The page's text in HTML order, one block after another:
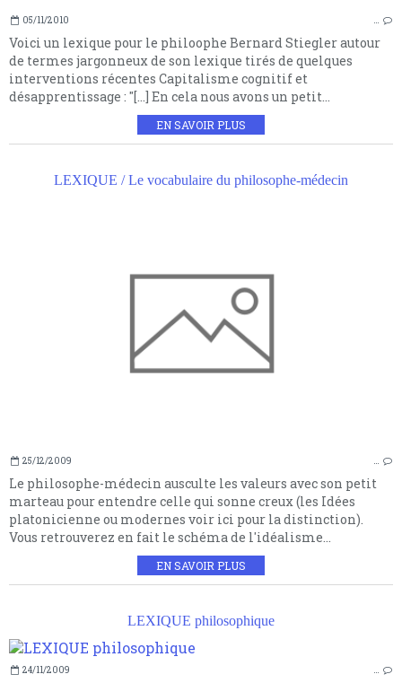
05/11/2010 …
Voici un lexique pour le philoophe Bernard Stiegler autour
de termes jargonneux de son lexique tirés de quelques
interventions récentes Capitalisme cognitif et
désapprentissage : "[...] En cela nous avons un petit...
EN SAVOIR PLUS
LEXIQUE / Le vocabulaire du philosophe-médecin
25/12/2009 …
Le philosophe-médecin ausculte les valeurs avec son petit
marteau pour entendre celle qui sonne creux (les Idées
platonicienne ou modernes voir ici pour la distinction).
Vous retrouverez en fait le schéma de l'idéalisme...
EN SAVOIR PLUS
LEXIQUE philosophique
24/11/2009 …